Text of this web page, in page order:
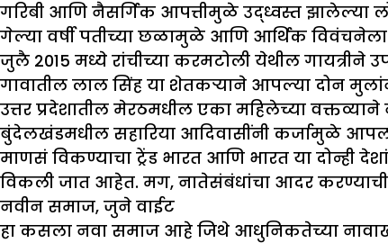
गरिबी आणि नैसर्गिक आपत्तीमुळे उद्ध्वस्त झालेल्या
गेल्या वर्षी पतीच्या छळामुळे आणि आर्थिक
जुलै 2015 मध्ये रांचीच्या करमटोली येथील गायत्रीने
गावातील लाल सिंह या शेतकऱ्याने आपल्या दोन
उत्तर प्रदेशातील मेरठमधील एका महिलेच्या
बुंदेलखंडमधील सहारिया आदिवासींनी कर्जामुळे
माणसं विकण्याचा ट्रेंड भारत आणि भारत या दोन्ही
विकली जात आहेत. मग, नातेसंबंधांचा आदर करण्याची
नवीन समाज, जुने वाईट
हा कसला नवा समाज आहे जिथे आधुनिकतेच्या